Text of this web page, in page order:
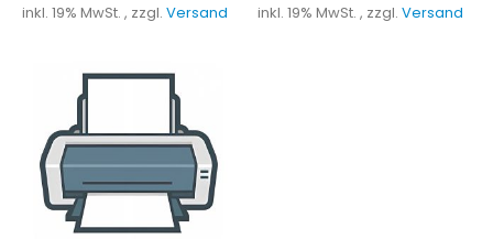
inkl. 19% MwSt. , zzgl. Versand inkl. 19% MwSt. , zzgl. Versand